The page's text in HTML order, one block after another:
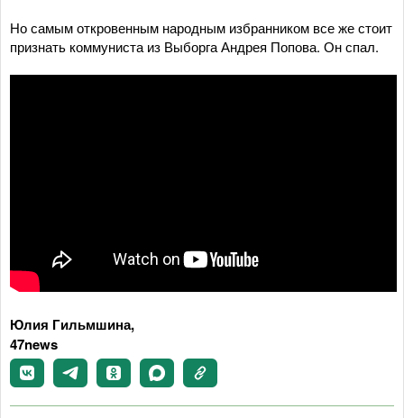
Но самым откровенным народным избранником все же стоит
признать коммуниста из Выборга Андрея Попова. Он спал.
Юлия Гильмшина,
47news